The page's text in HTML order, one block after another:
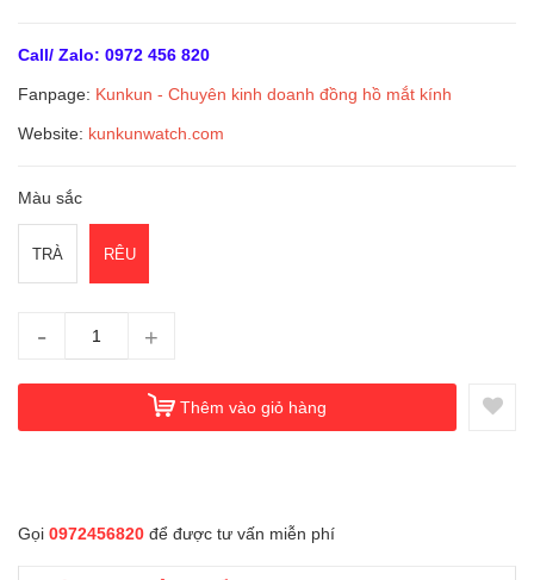
Call/ Zalo: 0972 456 820
Fanpage: Kunkun - Chuyên kinh doanh đồng hồ mắt kính
Website: kunkunwatch.com
Màu sắc
TRÀ RÊU
- +
Thêm vào giỏ hàng
Gọi 0972456820 để được tư vấn miễn phí